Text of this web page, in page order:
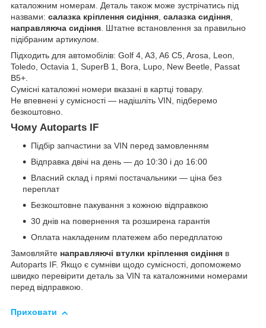
каталожним номерам. Деталь також може зустрічатись під
назвами: салазка кріплення сидіння, салазка сидіння,
направляюча сидіння. Штатне встановлення за правильно
підібраним артикулом.
Підходить для автомобілів: Golf 4, A3, A6 C5, Arosa, Leon,
Toledo, Octavia 1, SuperB 1, Bora, Lupo, New Beetle, Passat
B5+.
Сумісні каталожні номери вказані в картці товару.
Не впевнені у сумісності — надішліть VIN, підберемо
безкоштовно.
Чому Autoparts IF
Підбір запчастини за VIN перед замовленням
Відправка двічі на день — до 10:30 і до 16:00
Власний склад і прямі постачальники — ціна без
переплат
Безкоштовне пакування з кожною відправкою
30 днів на повернення та розширена гарантія
Оплата накладеним платежем або передплатою
Замовляйте направляючі втулки кріплення сидіння в
Autoparts IF. Якщо є сумніви щодо сумісності, допоможемо
швидко перевірити деталь за VIN та каталожними номерами
перед відправкою.
Приховати